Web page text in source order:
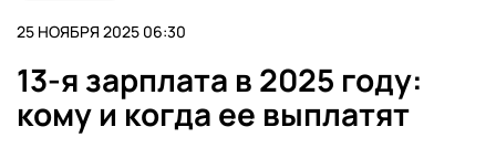
25 НОЯБРЯ 2025 06:30
13-я зарплата в 2025 году:
кому и когда ее выплатят